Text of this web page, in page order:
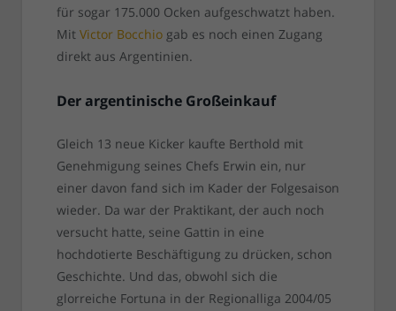
für sogar 175.000 Ocken aufgeschwatzt haben.
Mit Victor Bocchiogab es noch einen Zugang
direkt aus Argentinien.
Der argentinische Großeinkauf
Gleich 13 neue Kicker kaufte Berthold mit
Genehmigung seines Chefs Erwin ein, nur
einer davon fand sich im Kader der Folgesaison
wieder. Da war der Praktikant, der auch noch
versucht hatte, seine Gattin in eine
hochdotierte Beschäftigung zu drücken, schon
Geschichte. Und das, obwohl sich die
glorreiche Fortuna in der Regionalliga 2004/05